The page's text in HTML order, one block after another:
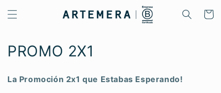
directamente
al contenido
Carrito
C
PROMO 2X1
La Promoción 2x1 que Estabas Esperando!